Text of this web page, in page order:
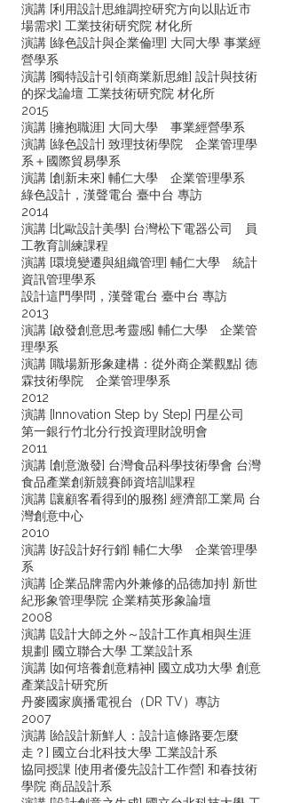
演講 [利用設計思維調控研究方向以貼近市
場需求] 工業技術研究院 材化所
演講 [綠色設計與企業倫理] 大同大學 事業經
營學系
演講 [獨特設計引領商業新思維] 設計與技術
的探戈論壇 工業技術研究院 材化所
2015
演講 [擁抱職涯] 大同大學 事業經營學系
演講 [綠色設計] 致理技術學院 企業管理學
系＋國際貿易學系
演講 [創新未來] 輔仁大學 企業管理學系
綠色設計，漢聲電台 臺中台 專訪
2014
演講 [北歐設計美學] 台灣松下電器公司 員
工教育訓練課程
演講 [環境變遷與組織管理] 輔仁大學 統計
資訊管理學系
設計這門學問，漢聲電台 臺中台 專訪
2013
演講 [啟發創意思考靈感] 輔仁大學 企業管
理學系
演講 [職場新形象建構：從外商企業觀點] 德
霖技術學院 企業管理學系
2012
演講 [Innovation Step by Step] 円星公司
第一銀行竹北分行投資理財說明會
2011
演講 [創意激發] 台灣食品科學技術學會 台灣
食品產業創新競賽師資培訓課程
演講 [讓顧客看得到的服務] 經濟部工業局 台
灣創意中心
2010
演講 [好設計好行銷] 輔仁大學 企業管理學
系
演講 [企業品牌需內外兼修的品德加持] 新世
紀形象管理學院 企業精英形象論壇
2008
演講 [設計大師之外～設計工作真相與生涯
規劃] 國立聯合大學 工業設計系
演講 [如何培養創意精神] 國立成功大學 創意
產業設計研究所
丹麥國家廣播電視台（DR TV）專訪
2007
演講 [給設計新鮮人：設計這條路要怎麼
走？] 國立台北科技大學 工業設計系
協同授課 [使用者優先設計工作營] 和春技術
學院 商品設計系